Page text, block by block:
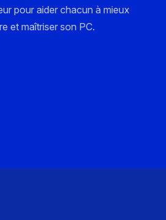
pour aider chacun à mieux
et maîtriser son PC.